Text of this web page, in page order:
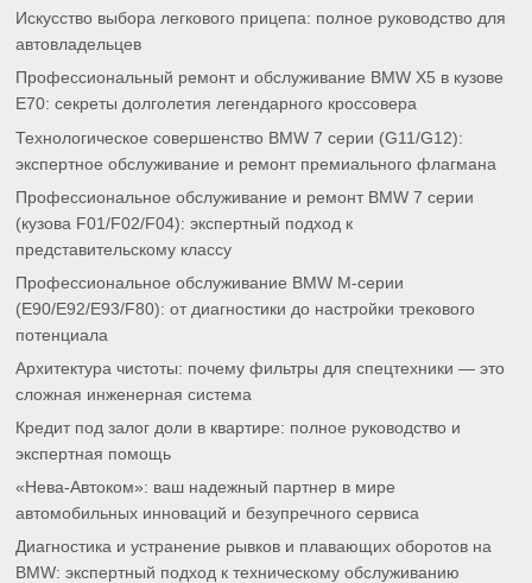
Искусство выбора легкового прицепа: полное руководство для
автовладельцев
Профессиональный ремонт и обслуживание BMW X5 в кузове
E70: секреты долголетия легендарного кроссовера
Технологическое совершенство BMW 7 серии (G11/G12):
экспертное обслуживание и ремонт премиального флагмана
Профессиональное обслуживание и ремонт BMW 7 серии
(кузова F01/F02/F04): экспертный подход к
представительскому классу
Профессиональное обслуживание BMW M-серии
(E90/E92/E93/F80): от диагностики до настройки трекового
потенциала
Архитектура чистоты: почему фильтры для спецтехники — это
сложная инженерная система
Кредит под залог доли в квартире: полное руководство и
экспертная помощь
«Нева-Автоком»: ваш надежный партнер в мире
автомобильных инноваций и безупречного сервиса
Диагностика и устранение рывков и плавающих оборотов на
BMW: экспертный подход к техническому обслуживанию